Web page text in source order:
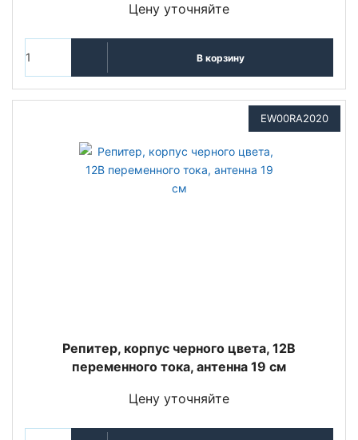
Цену уточняйте
В корзину
EW00RA2020
Репитер, корпус черного цвета, 12В
переменного тока, антенна 19 см
Цену уточняйте